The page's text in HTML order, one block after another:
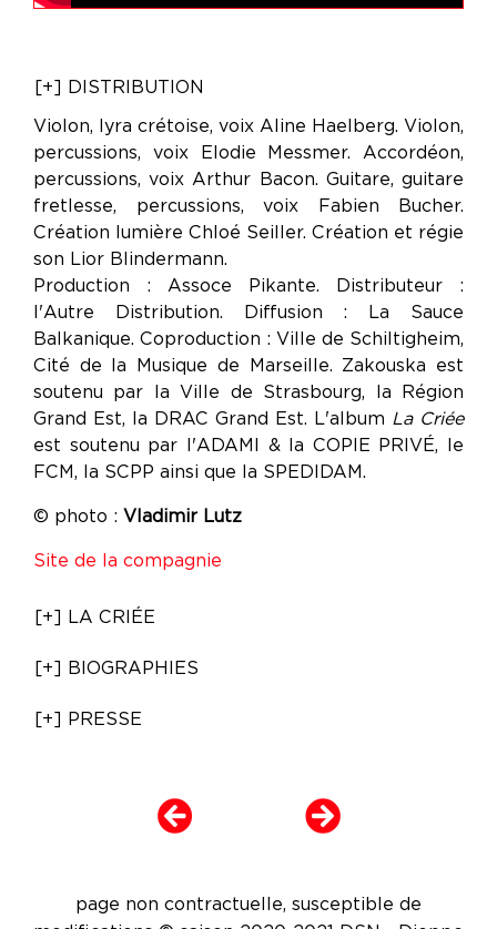
[+] DISTRIBUTION
Violon, lyra crétoise, voix Aline Haelberg. Violon,
percussions, voix Elodie Messmer. Accordéon,
percussions, voix Arthur Bacon. Guitare, guitare
fretlesse, percussions, voix Fabien Bucher.
Création lumière Chloé Seiller. Création et régie
son Lior Blindermann.
Production : Assoce Pikante. Distributeur :
l'Autre Distribution. Diffusion : La Sauce
Balkanique. Coproduction : Ville de Schiltigheim,
Cité de la Musique de Marseille. Zakouska est
soutenu par la Ville de Strasbourg, la Région
Grand Est, la DRAC Grand Est. L'album La Criée
est soutenu par l'ADAMI & la COPIE PRIVÉ, le
FCM, la SCPP ainsi que la SPEDIDAM.
© photo : Vladimir Lutz
Site de la compagnie
[+] LA CRIÉE
[+] BIOGRAPHIES
[+] PRESSE
page non contractuelle, susceptible de